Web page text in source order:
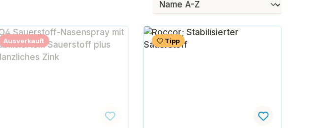
Ausverkauft Tipp